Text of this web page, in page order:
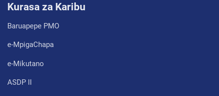
Kurasa za Karibu
Baruapepe PMO
e-MpigaChapa
e-Mikutano
ASDP II